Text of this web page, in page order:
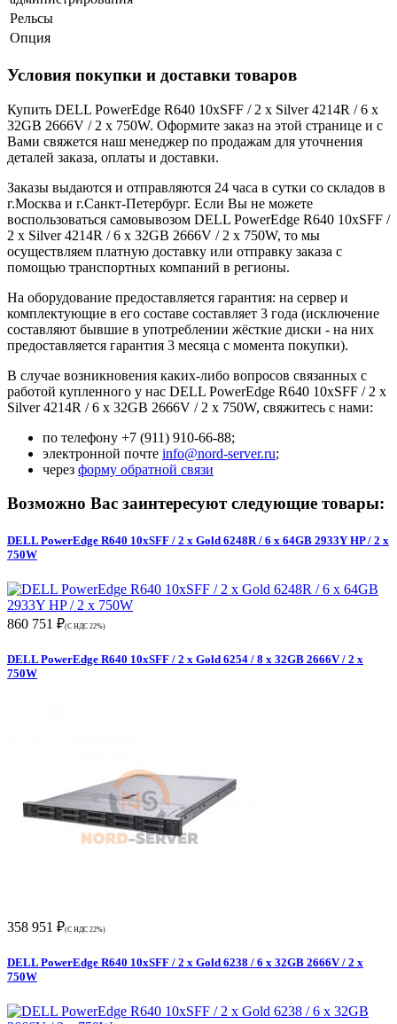
Рельсы
Опция
Условия покупки и доставки товаров
Купить DELL PowerEdge R640 10xSFF / 2 x Silver 4214R / 6 x
32GB 2666V / 2 x 750W. Оформите заказ на этой странице и с
Вами свяжется наш менеджер по продажам для уточнения
деталей заказа, оплаты и доставки.
Заказы выдаются и отправляются 24 часа в сутки со складов в
г.Москва и г.Санкт-Петербург. Если Вы не можете
воспользоваться самовывозом DELL PowerEdge R640 10xSFF /
2 x Silver 4214R / 6 x 32GB 2666V / 2 x 750W, то мы
осуществляем платную доставку или отправку заказа с
помощью транспортных компаний в регионы.
На оборудование предоставляется гарантия: на сервер и
комплектующие в его составе составляет 3 года (исключение
составляют бывшие в употреблении жёсткие диски - на них
предоставляется гарантия 3 месяца с момента покупки).
В случае возникновения каких-либо вопросов связанных с
работой купленного у нас DELL PowerEdge R640 10xSFF / 2 x
Silver 4214R / 6 x 32GB 2666V / 2 x 750W, свяжитесь с нами:
по телефону +7 (911) 910-66-88;
электронной почте info@nord-server.ru;
через форму обратной связи
Возможно Вас заинтересуют следующие товары:
DELL PowerEdge R640 10xSFF / 2 x Gold 6248R / 6 x 64GB 2933Y HP / 2 x
750W
860 751 ₽(С НДС 22%)
DELL PowerEdge R640 10xSFF / 2 x Gold 6254 / 8 x 32GB 2666V / 2 x
750W
358 951 ₽(С НДС 22%)
DELL PowerEdge R640 10xSFF / 2 x Gold 6238 / 6 x 32GB 2666V / 2 x
750W